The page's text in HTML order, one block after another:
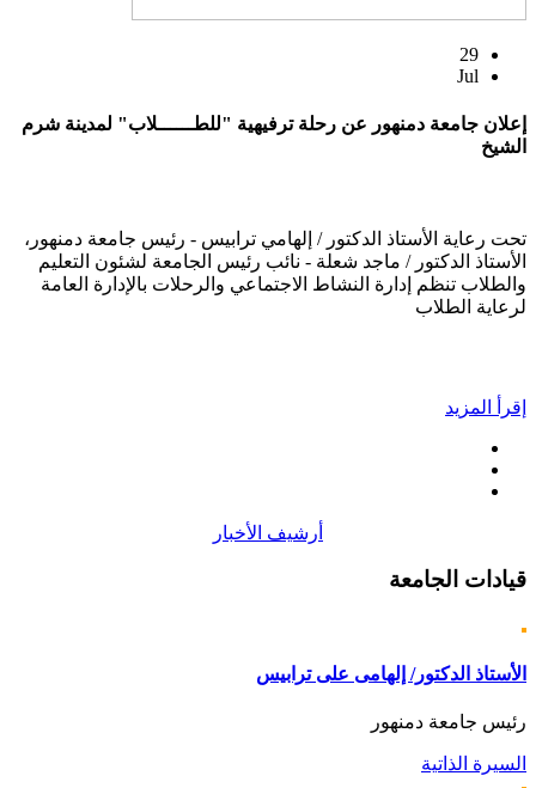
29
Jul
إعلان جامعة دمنهور عن رحلة ترفيهية "للطــــــلاب" لمدينة شرم
الشيخ
تحت رعاية الأستاذ الدكتور / إلهامي ترابيس - رئيس جامعة دمنهور،
الأستاذ الدكتور / ماجد شعلة - نائب رئيس الجامعة لشئون التعليم
والطلاب تنظم إدارة النشاط الاجتماعي والرحلات بالإدارة العامة
لرعاية الطلاب
إقرأ المزيد
أرشيف الأخبار
قيادات الجامعة
الأستاذ الدكتور/ إلهامى على ترابيس
رئيس جامعة دمنهور
السيرة الذاتية